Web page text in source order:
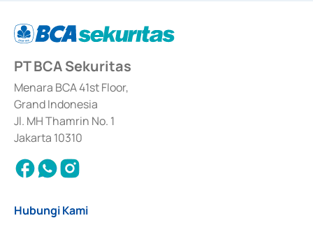
berdasarkan surat keputusan Otoritas Jasa Keuangan Nomor S-
67/PM.21/2017 tanggal 3 Februari 2017, dan beberapa izin usaha lainnya
Sertifikat Deposito di Pasar Uang yang izinnya diterbitkan pada tahun 2017
dan izin usaha lainnya dari Bank Indonesia sebagai Lembaga Pendukung
Penerbitan, Transaksi, serta Penatausahaan dan Penyelesaian Transaksi
Surat Berharga Komersial yang izinnya diterbitkan pada tahun 2018.
PT BCA Sekuritas
Menara BCA 41st Floor,
Grand Indonesia
Jl. MH Thamrin No. 1
Jakarta 10310
Hubungi Kami